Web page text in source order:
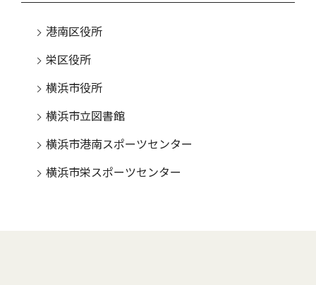
港南区役所
栄区役所
横浜市役所
横浜市立図書館
横浜市港南スポーツセンター
横浜市栄スポーツセンター